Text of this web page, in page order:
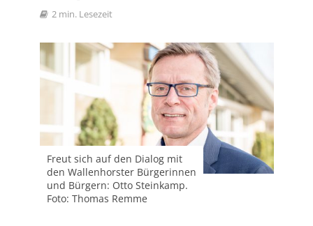
2 min. Lesezeit
Freut sich auf den Dialog mit
den Wallenhorster Bürgerinnen
und Bürgern: Otto Steinkamp.
Foto: Thomas Remme